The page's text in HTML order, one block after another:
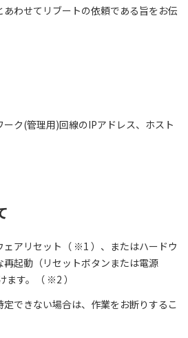
わせてリブートの依頼である旨をお伝
ク(管理用)回線のIPアドレス、ホスト
ェアリセット（ ※1 ）、またはハードウ
起動（リセットボタンまたは電源
す。（ ※2 ）
定できない場合は、作業をお断りするこ